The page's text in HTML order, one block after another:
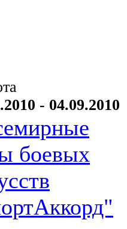
- 04.09.2010
боевых